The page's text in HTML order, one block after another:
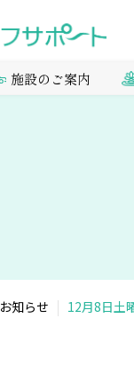
施設のご案内
お知らせ 12月8日土